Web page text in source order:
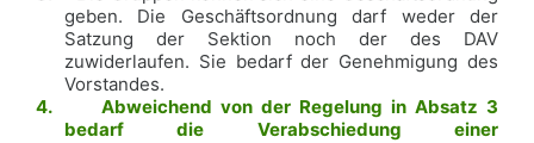
geben. Die Geschäftsordnung darf weder der
Satzung der Sektion noch der des DAV
zuwiderlaufen. Sie bedarf der Genehmigung des
Vorstandes.
4.
Abweichend von der Regelung in Absatz 3
bedarf die Verabschiedung einer